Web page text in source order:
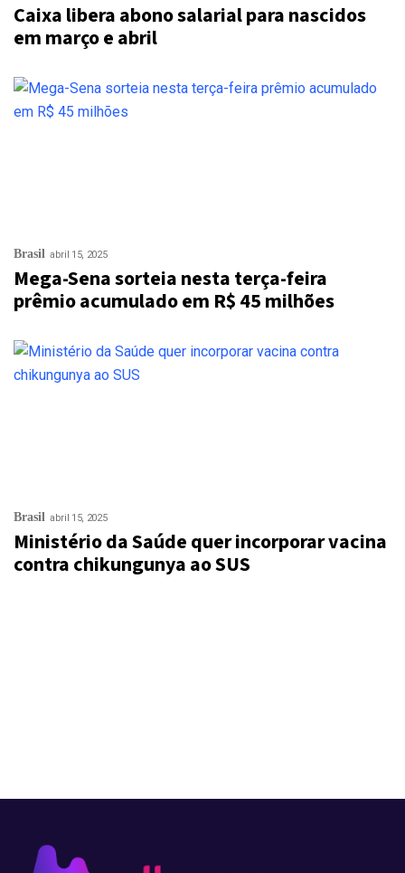
Caixa libera abono salarial para nascidos
em março e abril
Brasil abril 15, 2025
Mega-Sena sorteia nesta terça-feira
prêmio acumulado em R$ 45 milhões
Brasil abril 15, 2025
Ministério da Saúde quer incorporar vacina
contra chikungunya ao SUS